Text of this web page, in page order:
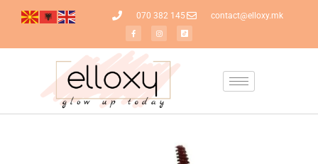
070 382 145 contact@elloxy.mk